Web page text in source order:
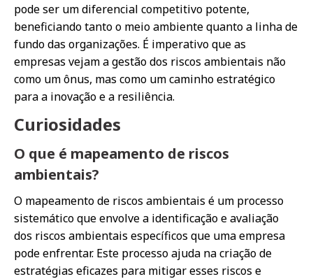
pode ser um diferencial competitivo potente,
beneficiando tanto o meio ambiente quanto a linha de
fundo das organizações. É imperativo que as
empresas vejam a gestão dos riscos ambientais não
como um ônus, mas como um caminho estratégico
para a inovação e a resiliência.
Curiosidades
O que é mapeamento de riscos
ambientais?
O mapeamento de riscos ambientais é um processo
sistemático que envolve a identificação e avaliação
dos riscos ambientais específicos que uma empresa
pode enfrentar. Este processo ajuda na criação de
estratégias eficazes para mitigar esses riscos e